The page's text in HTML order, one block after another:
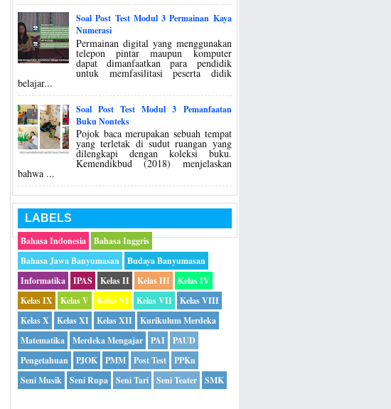
Soal Post Test Modul 3 Permainan Kaya
Numerasi
Permainan digital yang menggunakan
telepon pintar maupun komputer
dapat dimanfaatkan para pendidik
untuk memfasilitasi peserta didik
belajar...
Soal Post Test Modul 3 Pemanfaatan
Buku Nonteks
Pojok baca merupakan sebuah tempat
yang terletak di sudut ruangan yang
dilengkapi dengan koleksi buku.
Kemendikbud (2018) menjelaskan
bahwa ...
LABELS
Bahasa Indonesia
Bahasa Inggris
Bahasa Jawa Banyumasan
Budaya Banyumasan
Informatika
IPAS Kelas II Kelas III
Kelas IV
Kelas IX
Kelas V Kelas VI Kelas VII
Kelas VIII
Kelas X
Kelas XI Kelas XII
Kurikulum Merdeka
Matematika
Merdeka Mengajar PAI
PAUD
Pengetahuan
PJOK PMM Post Test
PPKn
Seni Musik
Seni Rupa Seni Tari Seni Teater SMK